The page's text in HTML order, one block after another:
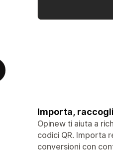
Importa,
Opinew ti aiuta a
codici QR. Importa
conversioni con